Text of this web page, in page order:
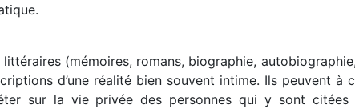
(mémoires, romans, biographie,
d’une réalité bien souvent intime. Ils peuvent
sur la vie privée des personnes qui y sont citées